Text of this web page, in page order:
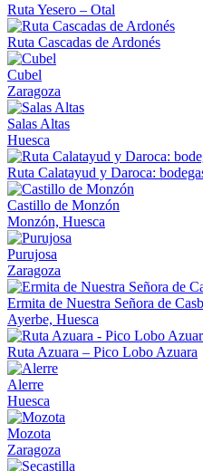
Ruta Yesero – Otal
Ruta Cascadas de Ardonés
Cubel
Zaragoza
Salas Altas
Huesca
Ruta Calatayud y Daroca:
Castillo de Monzón
Monzón, Huesca
Purujosa
Zaragoza
Ermita de Nuestra Señora de
Ayerbe, Huesca
Ruta Azuara – Pico Lobo Azuara
Alerre
Huesca
Mozota
Zaragoza